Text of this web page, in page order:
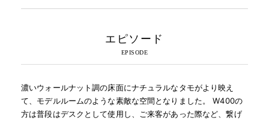
エピソード
濃いウォールナット調の床面にナチュラルなタモがより映え
て、モデルルームのような素敵な空間となりました。 W400の
方は普段はデスクとして使用し、ご来客があった際など、繋げ